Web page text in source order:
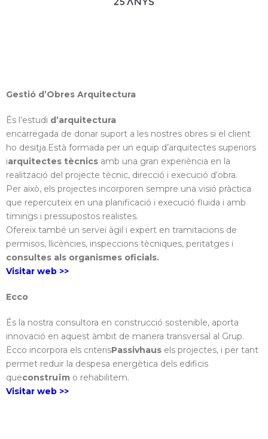
Gestió d’Obres Arquitectura
És l’estudi d’arquitectura
encarregada de donar suport a les nostres obres si el client
ho desitja.Està formada per un equip d’arquitectes superiors
iarquitectes tècnics amb una gran experiència en la
realització del projecte tècnic, direcció i execució d’obra.
Per això, els projectes incorporen sempre una visió pràctica
que repercuteix en una planificació i execució fluida i amb
timings i pressupostos realistes.
Ofereix també un servei àgil i expert en tramitacions de
permisos, llicències, inspeccions tècniques, peritatges i
consultes als organismes oficials.
Visitar web >>
Ecco
És la nostra consultora en construcció sostenible, aporta
innovació en aquest àmbit de manera transversal al Grup.
Ecco incorpora els criterisPassivhaus els projectes, i per tant
permet reduir la despesa energètica dels edificis
queconstruïm o rehabilitem.
Visitar web >>